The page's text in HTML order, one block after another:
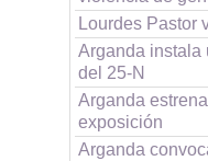
Lourdes Pastor
Arganda instala
del 25-N
Arganda
exposición
Arganda